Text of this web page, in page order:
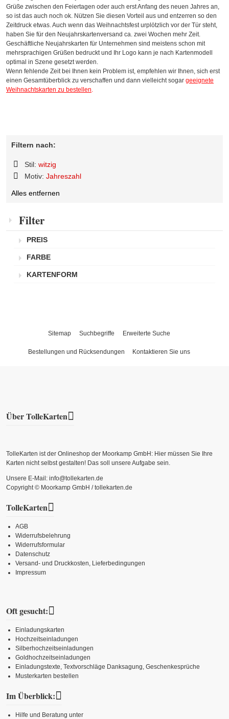
Grüße zwischen den Feiertagen oder auch erst Anfang des neuen Jahres an,
so ist das auch noch ok. Nützen Sie diesen Vorteil aus und entzerren so den
Zeitdruck etwas. Auch wenn das Weihnachtsfest urplötzlich vor der Tür steht,
haben Sie für den Neujahrskartenversand ca. zwei Wochen mehr Zeit.
Geschäftliche Neujahrskarten für Unternehmen sind meistens schon mit
mehrsprachigen Grüßen bedruckt und Ihr Logo kann je nach Kartenmodell
optimal in Szene gesetzt werden.
Wenn fehlende Zeit bei Ihnen kein Problem ist, empfehlen wir Ihnen, sich erst
einen Gesamtüberblick zu verschaffen und dann vielleicht sogar geeignete
Weihnachtskarten zu bestellen.
Filtern nach:
Stil: witzig
Diesen
entfernen
Motiv: Jahreszahl
Artikel
Alles entfernen
Filter
PREIS
FARBE
KARTENFORM
Sitemap Suchbegriffe Erweiterte Suche
Bestellungen und Rücksendungen Kontaktieren Sie uns
Über TolleKarten
TolleKarten ist der Onlineshop der Moorkamp GmbH: Hier müssen Sie Ihre
Karten nicht selbst gestalten! Das soll unsere Aufgabe sein.
Unsere E-Mail: info@tollekarten.de
Copyright © Moorkamp GmbH / tollekarten.de
TolleKarten
AGB
Widerrufsbelehrung
Widerrufsformular
Datenschutz
Versand- und Druckkosten, Lieferbedingungen
Impressum
Oft gesucht:
Einladungskarten
Hochzeitseinladungen
Silberhochzeitseinladungen
Goldhochzeitseinladungen
Einladungstexte, Textvorschläge Danksagung, Geschenkesprüche
Musterkarten bestellen
Im Überblick:
Hilfe und Beratung unter